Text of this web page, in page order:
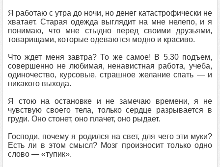
Я работаю с утра до ночи, но денег катастрофически не
хватает. Старая одежда выглядит на мне нелепо, и я
понимаю, что мне стыдно перед своими друзьями,
товарищами, которые одеваются модно и красиво.
Что ждет меня завтра? То же самое! В 5.30 подъем,
совершенно не любимая, ненавистная работа, учеба,
одиночество, курсовые, страшное желание спать — и
никакого выхода.
Я стою на остановке и не замечаю времени, я не
чувствую своего тела, только сердце разрывается в
груди. Оно стонет, оно плачет, оно рыдает.
Господи, почему я родился на свет, для чего эти муки?
Есть ли в этом смысл? Мозг произносит только одно
слово — «тупик».